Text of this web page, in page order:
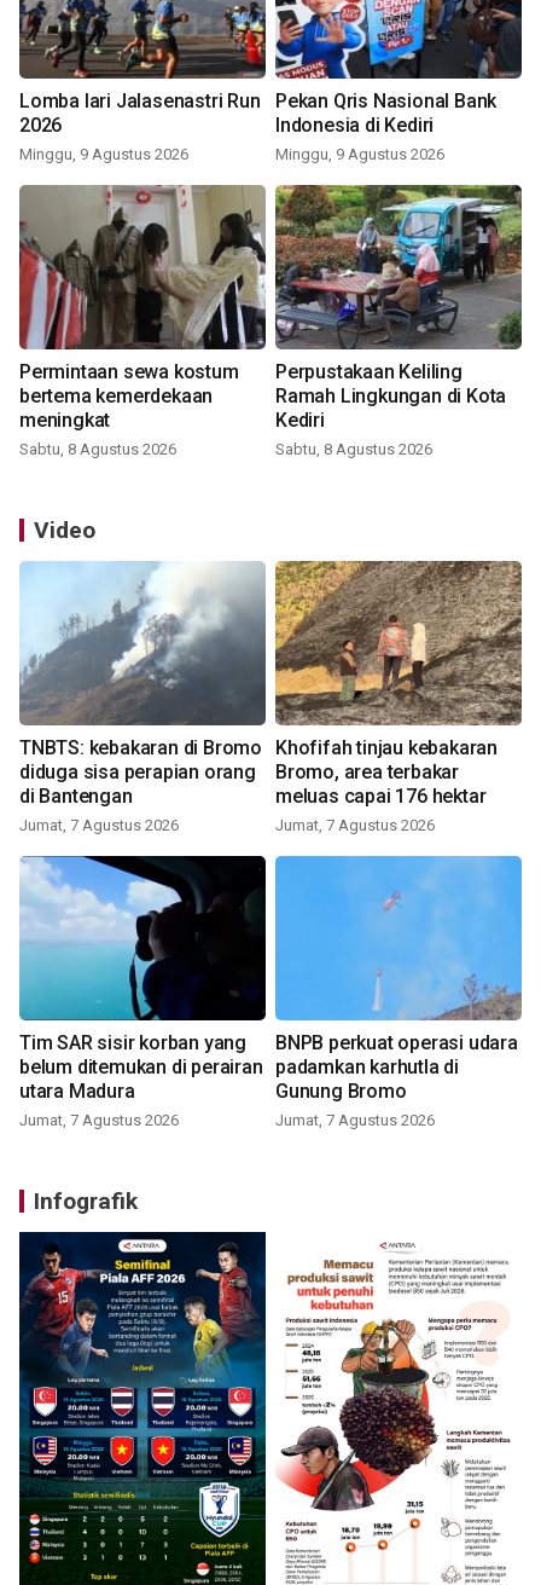
Lomba lari Jalasenastri Run
2026
Minggu, 9 Agustus 2026
Pekan Qris Nasional Bank
Indonesia di Kediri
Minggu, 9 Agustus 2026
Permintaan sewa kostum
bertema kemerdekaan
meningkat
Sabtu, 8 Agustus 2026
Perpustakaan Keliling
Ramah Lingkungan di Kota
Kediri
Sabtu, 8 Agustus 2026
Video
TNBTS: kebakaran di Bromo
diduga sisa perapian orang
di Bantengan
Jumat, 7 Agustus 2026
Khofifah tinjau kebakaran
Bromo, area terbakar
meluas capai 176 hektar
Jumat, 7 Agustus 2026
Tim SAR sisir korban yang
belum ditemukan di perairan
utara Madura
Jumat, 7 Agustus 2026
BNPB perkuat operasi udara
padamkan karhutla di
Gunung Bromo
Jumat, 7 Agustus 2026
Infografik